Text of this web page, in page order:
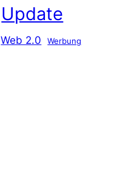
Update
Web 2.0 Werbung